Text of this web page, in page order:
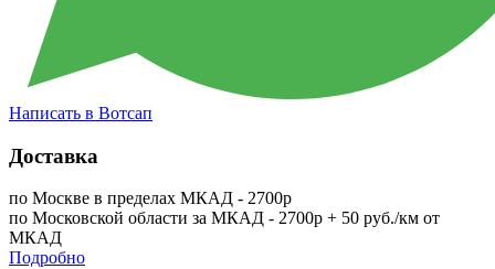
Написать в Вотсап
Доставка
по Москве в пределах МКАД - 2700р
по Московской области за МКАД - 2700р + 50 руб./км от
МКАД
Подробно